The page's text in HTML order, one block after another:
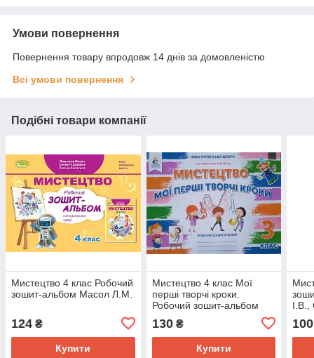
Умови повернення
Повернення товару впродовж 14 днів за домовленістю
Всі умови повернення
Подібні товари компанії
Мистецтво 4 клас Робочий
зошит-альбом Масол Л.М.
124 ₴
Купити
Мистецтво 4 клас Мої
перші творчі кроки.
Робочий зошит-альбом
130₴
Купити
100